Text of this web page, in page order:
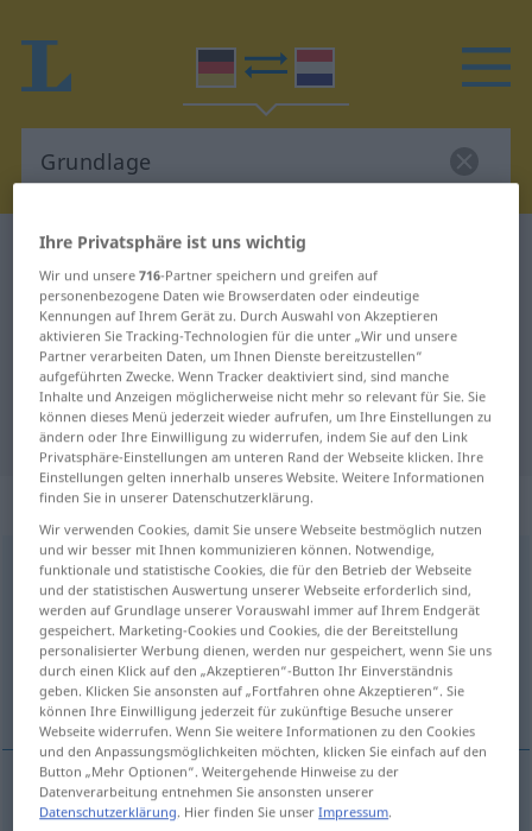
Deutsch-Niederländisch Wörterbuch
Deutsch-Niederländisch
Übersetzung für "Grundlage"
"Grundlage" Niederländisch
Übersetzung
„Grundlage“: Femininum, weiblich
Grundlagef
Übersicht aller Übersetzungen
(Für mehr Details die Übersetzung anklicken/antippen)
grondslag
grondslag Grundlage
Ihre Privatsphäre ist uns wichtig
Wir und unsere716-Partner speichern und greifen auf
personenbezogene Daten wie Browserdaten oder eindeutige
Kennungen auf Ihrem Gerät zu. Durch Auswahl von Akzeptieren
aktivieren Sie Tracking-Technologien für die unter „Wir und unsere
Partner verarbeiten Daten, um Ihnen Dienste bereitzustellen“
aufgeführten Zwecke. Wenn Tracker deaktiviert sind, sind manche
Inhalte und Anzeigen möglicherweise nicht mehr so relevant für Sie. Sie
können dieses Menü jederzeit wieder aufrufen, um Ihre Einstellungen zu
ändern oder Ihre Einwilligung zu widerrufen, indem Sie auf den Link
Privatsphäre-Einstellungen am unteren Rand der Webseite klicken. Ihre
Einstellungen gelten innerhalb unseres Website. Weitere Informationen
finden Sie in unserer Datenschutzerklärung.
Wir verwenden Cookies, damit Sie unsere Webseite bestmöglich nutzen
und wir besser mit Ihnen kommunizieren können. Notwendige,
funktionale und statistische Cookies, die für den Betrieb der Webseite
und der statistischen Auswertung unserer Webseite erforderlich sind,
werden auf Grundlage unserer Vorauswahl immer auf Ihrem Endgerät
gespeichert. Marketing-Cookies und Cookies, die der Bereitstellung
personalisierter Werbung dienen, werden nur gespeichert, wenn Sie uns
durch einen Klick auf den „Akzeptieren“-Button Ihr Einverständnis
geben. Klicken Sie ansonsten auf „Fortfahren ohne Akzeptieren“. Sie
können Ihre Einwilligung jederzeit für zukünftige Besuche unserer
Webseite widerrufen. Wenn Sie weitere Informationen zu den Cookies
und den Anpassungsmöglichkeiten möchten, klicken Sie einfach auf den
Button „Mehr Optionen“. Weitergehende Hinweise zu der
Datenverarbeitung entnehmen Sie ansonsten unserer
Datenschutzerklärung. Hier finden Sie unserImpressum.